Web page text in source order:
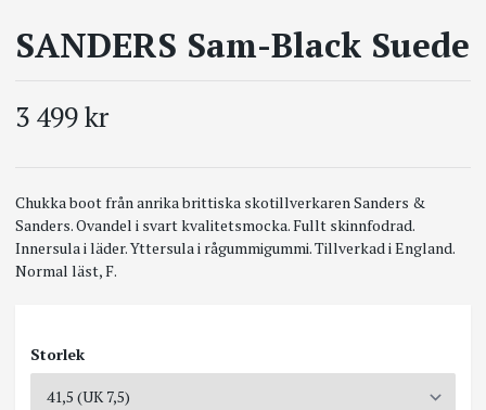
SANDERS Sam-Black Suede
3 499 kr
Chukka boot från anrika brittiska skotillverkaren Sanders &
Sanders. Ovandel i svart kvalitetsmocka. Fullt skinnfodrad.
Innersula i läder. Yttersula i rågummigummi. Tillverkad i England.
Normal läst, F.
Storlek